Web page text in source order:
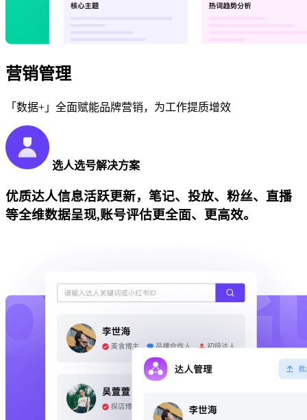
营销管理
「数据+」全面赋能品牌营销，为工作提质增效
选人选号解决方案
优质达人信息活跃更新，笔记、投放、粉丝、直播
等全维数据呈现,账号评估更全面、更高效。